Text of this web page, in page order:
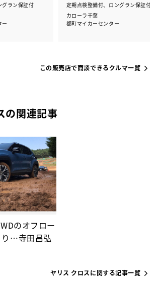
グラン保証付
ー
定期点検整備付、ロングラン保証付
カローラ千葉
都町マイカーセンター
この販売店で商談できるクルマ一覧
の関連記事
のオフロー
り…寺田昌弘
ヤリス クロスに関する記事一覧